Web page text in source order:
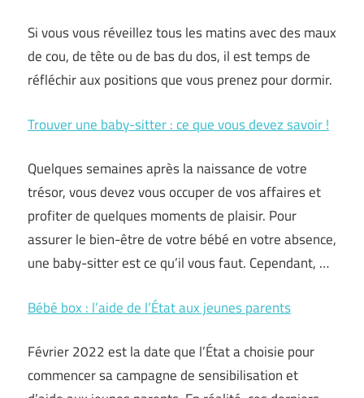
Si vous vous réveillez tous les matins avec des maux
de cou, de tête ou de bas du dos, il est temps de
réfléchir aux positions que vous prenez pour dormir.
Trouver une baby-sitter : ce que vous devez savoir !
Quelques semaines après la naissance de votre
trésor, vous devez vous occuper de vos affaires et
profiter de quelques moments de plaisir. Pour
assurer le bien-être de votre bébé en votre absence,
une baby-sitter est ce qu’il vous faut. Cependant, …
Bébé box : l’aide de l’État aux jeunes parents
Février 2022 est la date que l’État a choisie pour
commencer sa campagne de sensibilisation et